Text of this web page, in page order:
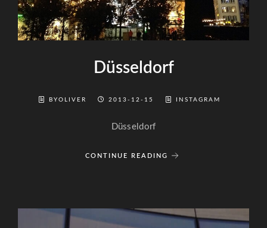
Düsseldorf
BYOLIVER 2013-12-15 INSTAGRAM
Düsseldorf
CONTINUE READING